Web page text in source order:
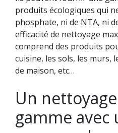
produits écologiques qui
phosphate, ni de NTA, ni
efficacité de nettoyage
comprend des produits
cuisine, les sols, les murs,
de maison, etc…
Un
gamme avec